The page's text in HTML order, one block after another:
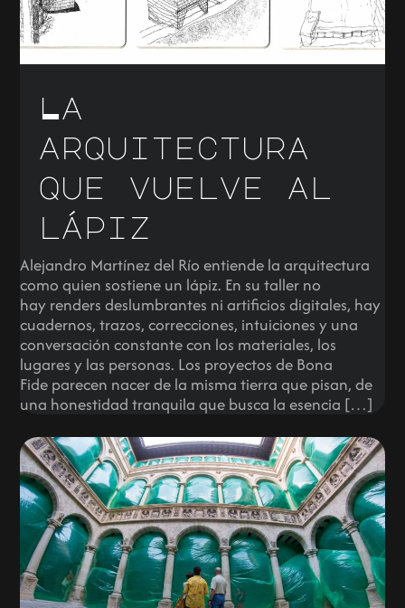
La
arquitectura
que vuelve al
lápiz
Alejandro Martínez del Río entiende la arquitectura
como quien sostiene un lápiz. En su taller no
hay renders deslumbrantes ni artificios digitales, hay
cuadernos, trazos, correcciones, intuiciones y una
conversación constante con los materiales, los
lugares y las personas. Los proyectos de Bona
Fide parecen nacer de la misma tierra que pisan, de
una honestidad tranquila que busca la esencia […]